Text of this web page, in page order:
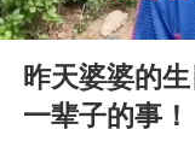
Play
00:00
昨天婆婆的
一辈子的事！